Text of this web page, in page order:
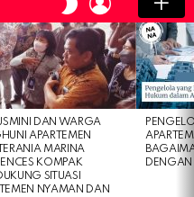
SKIN
DAN WARGA
APARTEMEN
MARINA
KOMPAK
SITUASI
NYAMAN DAN
DENGAN